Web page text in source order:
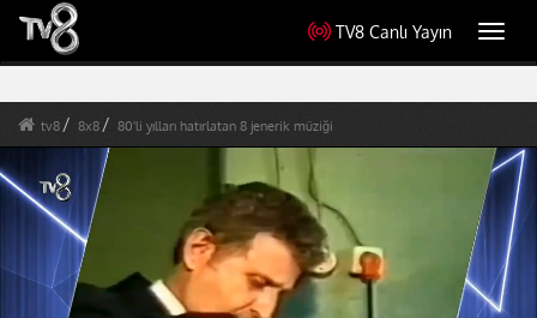
TV8 Canlı Yayın
tv8 8x8 80'li yılları hatırlatan 8 jenerik müziği